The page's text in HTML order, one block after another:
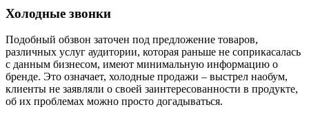
Холодные звонки
Подобный обзвон заточен под предложение товаров,
различных услуг аудитории, которая раньше не соприкасалась
с данным бизнесом, имеют минимальную информацию о
бренде. Это означает, холодные продажи – выстрел наобум,
клиенты не заявляли о своей заинтересованности в продукте,
об их проблемах можно просто догадываться.